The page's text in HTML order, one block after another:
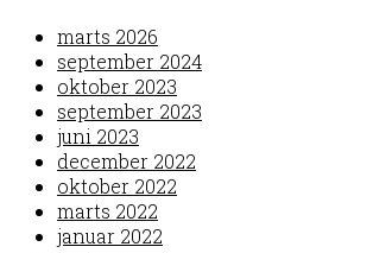
marts 2026
september 2024
oktober 2023
september 2023
juni 2023
december 2022
oktober 2022
marts 2022
januar 2022